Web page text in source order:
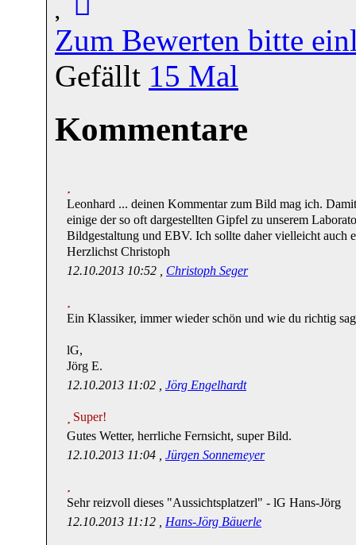
Zum Bewerten bitte
Gefällt 15 Mal
Kommentare
Leonhard ... deinen Kommentar zum Bild mag ich.
einige der so oft dargestellten Gipfel zu unserem
Bildgestaltung und EBV. Ich sollte daher vielleicht auch
Herzlichst Christoph
12.10.2013 10:52 , Christoph Seger
Ein Klassiker, immer wieder schön und wie du richtig
lG,
Jörg E.
12.10.2013 11:02 , Jörg Engelhardt
Super!
Gutes Wetter, herrliche Fernsicht, super Bild.
12.10.2013 11:04 , Jürgen Sonnemeyer
Sehr reizvoll dieses "Aussichtsplatzerl" - lG Hans-Jörg
12.10.2013 11:12 , Hans-Jörg Bäuerle